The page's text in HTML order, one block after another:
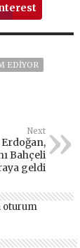
EDIYOR
Next
Bahçeli
geldi
oturum